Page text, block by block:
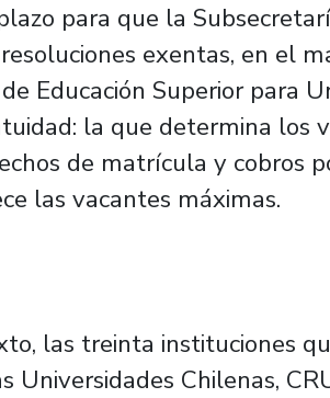
para que la
exentas, en el
Educación Superior para
la que determina los
de matrícula y cobros
las vacantes máximas.
las treinta instituciones
Universidades Chilenas,